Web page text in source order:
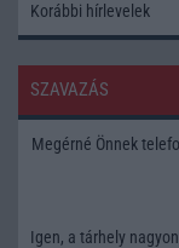
Korábbi hírlevelek
SZAVAZÁS
Megérné Önnek
Igen, a tárhely